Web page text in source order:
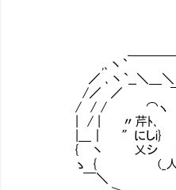
,､丶`
／ ､丶`__＼＿＼ }
/／ ／ ￣
/ / / ⌒ヽ '
| / | 〃芹ﾄ､ ,ｨ
|＿｜ ″にしi} iJ
{ 丶 乂シ ヽ
ゝ { (_人_ﾉ /
￣＼